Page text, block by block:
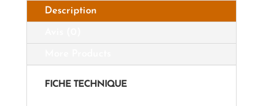
Description
FICHE TECHNIQUE